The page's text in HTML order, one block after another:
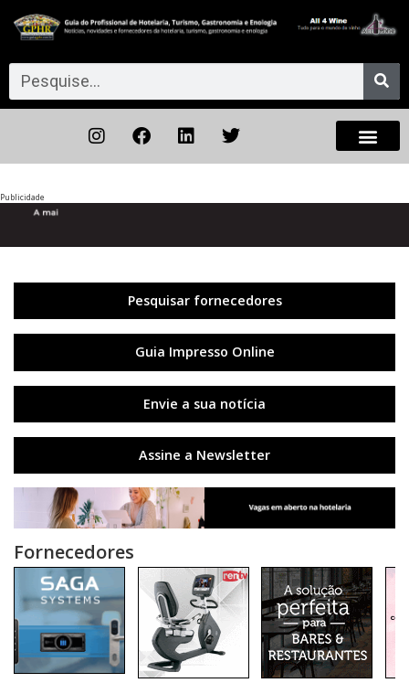
Publicidade
Pesquisar fornecedores
Guia Impresso Online
Envie a sua notícia
Assine a Newsletter
Fornecedores